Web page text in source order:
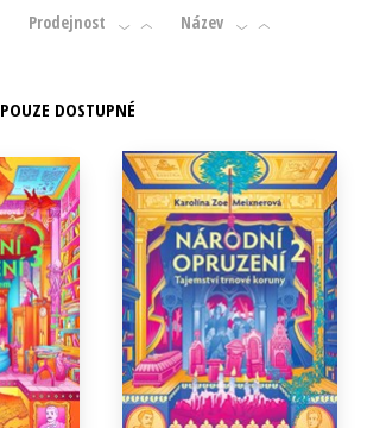
Prodejnost
Název
POUZE DOSTUPNÉ